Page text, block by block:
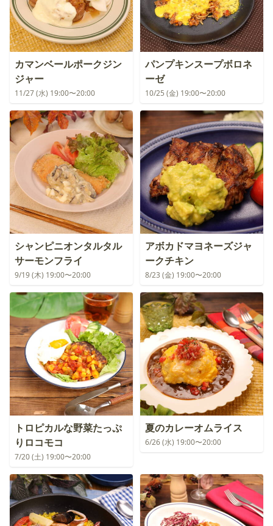
カマンベールポークジン
ジャー
11/27 (水) 19:00〜20:00
パンプキンスープボロネ
ーゼ
10/25 (金) 19:00〜20:00
シャンピニオンタルタル
サーモンフライ
9/19 (木) 19:00〜20:00
アボカドマヨネーズジャ
ークチキン
8/23 (金) 19:00〜20:00
トロピカルな野菜たっぷ
りロコモコ
7/20 (土) 19:00〜20:00
夏のカレーオムライス
6/26 (水) 19:00〜20:00